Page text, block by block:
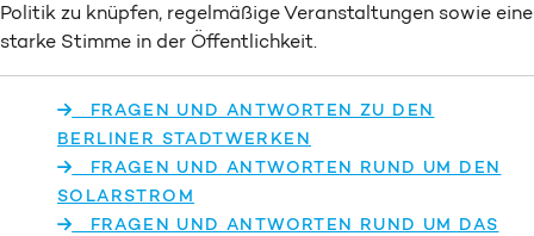
Politik zu knüpfen, regelmäßige Veranstaltungen sowie eine
starke Stimme in der Öffentlichkeit.
FRAGEN UND ANTWORTEN ZU DEN
BERLINER STADTWERKEN
FRAGEN UND ANTWORTEN RUND UM DEN
SOLARSTROM
FRAGEN UND ANTWORTEN RUND UM DAS